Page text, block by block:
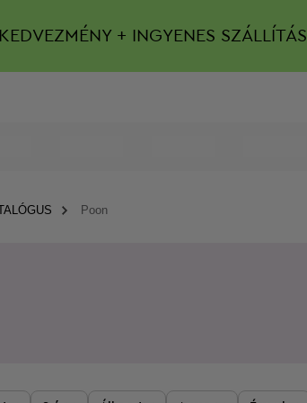
KEDVEZMÉNY + INGYENES SZÁLLÍTÁS
Poon